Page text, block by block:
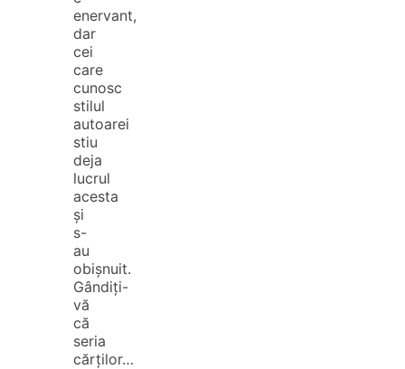
enervant,
dar
cei
care
cunosc
stilul
autoarei
stiu
deja
lucrul
acesta
și
s-
au
obișnuit.
Gândiți-
vă
că
seria
cărților…